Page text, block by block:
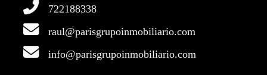
722188338
raul@parisgrupoinmobiliario.com
info@parisgrupoinmobiliario.com